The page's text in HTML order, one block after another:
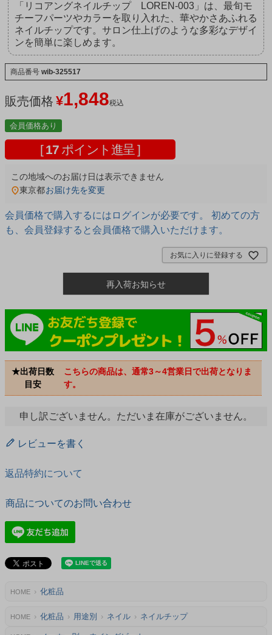
「リコアングネイルチップ LOREN-003」は、最旬モ
チーフパーツやカラーを取り入れた、華やかさあふれる
ネイルチップです。サロン仕上げのような多彩なデザイ
ンを簡単に楽しめます。
商品番号 wib-325517
販売価格 ¥1,848税込
会員価格あり
[ 17 ポイント進呈 ]
この地域へのお届け日は表示できません
東京都お届け先を変更
会員価格で購入するにはログインが必要です。 初めての方
も、会員登録すると会員価格で購入いただけます。
お気に入りに登録する
再入荷お知らせ
★出荷日数
目安
こちらの商品は、通常3～4営業日で出荷となりま
す。
申し訳ございません。ただいま在庫がございません。
レビューを書く
返品特約について
商品についてのお問い合わせ
HOME 化粧品
HOME 化粧品 用途別 ネイル ネイルチップ